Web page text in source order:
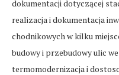
dokumentacji dotyczącej
realizacja i dokumentacja
chodnikowych w kilku
budowy i przebudowy ulic
termomodernizacja i